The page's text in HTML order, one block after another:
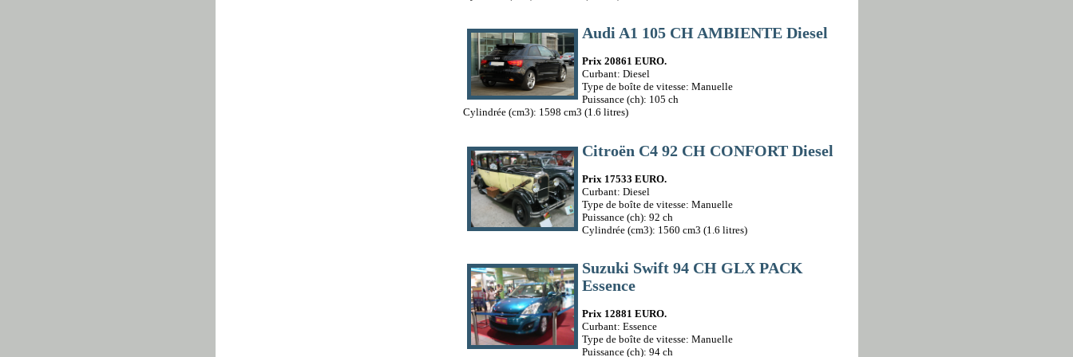
Audi A1 105 CH AMBIENTE Diesel
Prix 20861 EURO.
Curbant: Diesel
Type de boîte de vitesse: Manuelle
Puissance (ch): 105 ch
Cylindrée (cm3): 1598 cm3 (1.6 litres)
Citroën C4 92 CH CONFORT Diesel
Prix 17533 EURO.
Curbant: Diesel
Type de boîte de vitesse: Manuelle
Puissance (ch): 92 ch
Cylindrée (cm3): 1560 cm3 (1.6 litres)
Suzuki Swift 94 CH GLX PACK
Essence
Prix 12881 EURO.
Curbant: Essence
Type de boîte de vitesse: Manuelle
Puissance (ch): 94 ch